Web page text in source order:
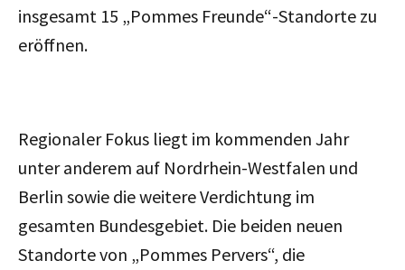
insgesamt 15 „Pommes Freunde“-Standorte zu
eröffnen.
Regionaler Fokus liegt im kommenden Jahr
unter anderem auf Nordrhein-Westfalen und
Berlin sowie die weitere Verdichtung im
gesamten Bundesgebiet. Die beiden neuen
Standorte von „Pommes Pervers“, die